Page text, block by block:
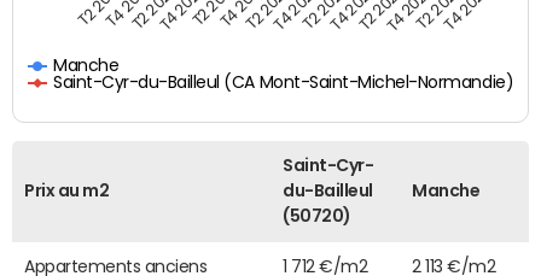
Manche
Saint-Cyr-du-Bailleul (CA Mont-Saint-Michel-Normandie)
Prix au m2
Saint-Cyr-
du-Bailleul
(50720)
Manche
Appartements anciens 1 712 €/m2 2 113 €/m2